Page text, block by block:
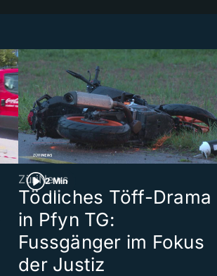
2 Min
ZüriNews
Tödliches Töff-Drama
in Pfyn TG:
Fussgänger im Fokus
der Justiz